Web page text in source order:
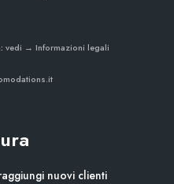
vedi → Informazioni legali
nuovi clienti